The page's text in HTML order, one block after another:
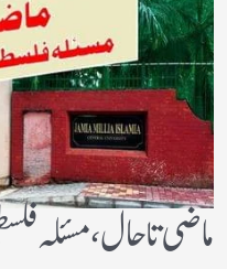
ماضی تا حال، مسئلہ